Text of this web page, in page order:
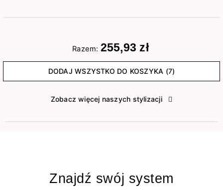
Razem: 255,93 zł
DODAJ WSZYSTKO DO KOSZYKA (7)
Zobacz więcej naszych stylizacji
Znajdź swój system